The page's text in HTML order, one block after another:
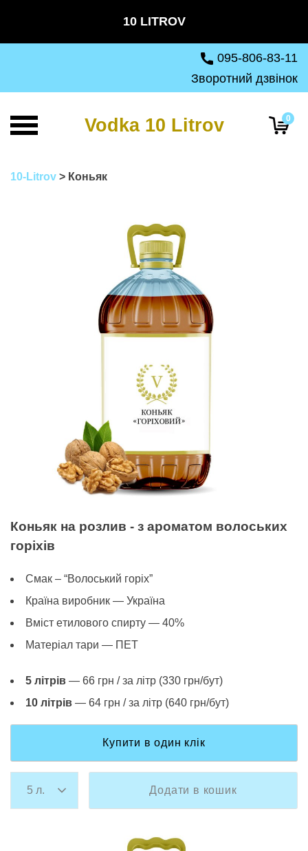
10 LITROV
095-806-83-11
Зворотний дзвінок
Vodka 10 Litrov 0
10-Litrov > Коньяк
Коньяк на розлив - з ароматом волоських
горіхів
Смак – “Волоський горіх”
Країна виробник — Україна
Вміст eтилового спирту — 40%
Матеріал тари — ПЕТ
5 літрів — 66 грн / за літр (330 грн/бут)
10 літрів — 64 грн / за літр (640 грн/бут)
Купити в один клік
Додати в кошик